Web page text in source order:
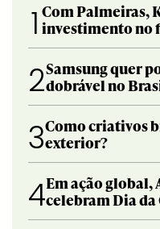
1 Com Palmeiras,
investimento no
2Samsung quer
dobrável no
3Como criativos
exterior?
4Em ação global,
celebram Dia da